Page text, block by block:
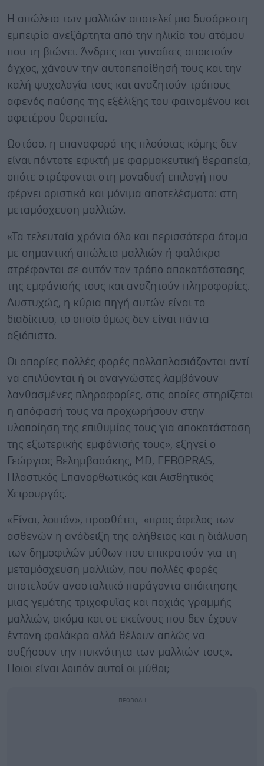
Η απώλεια των μαλλιών αποτελεί μια δυσάρεστη
εμπειρία ανεξάρτητα από την ηλικία του ατόμου
που τη βιώνει. Άνδρες και γυναίκες αποκτούν
άγχος, χάνουν την αυτοπεποίθησή τους και την
καλή ψυχολογία τους και αναζητούν τρόπους
αφενός παύσης της εξέλιξης του φαινομένου και
αφετέρου θεραπεία.
Ωστόσο, η επαναφορά της πλούσιας κόμης δεν
είναι πάντοτε εφικτή με φαρμακευτική θεραπεία,
οπότε στρέφονται στη μοναδική επιλογή που
φέρνει οριστικά και μόνιμα αποτελέσματα: στη
μεταμόσχευση μαλλιών.
«Τα τελευταία χρόνια όλο και περισσότερα άτομα
με σημαντική απώλεια μαλλιών ή φαλάκρα
στρέφονται σε αυτόν τον τρόπο αποκατάστασης
της εμφάνισής τους και αναζητούν πληροφορίες.
Δυστυχώς, η κύρια πηγή αυτών είναι το
διαδίκτυο, το οποίο όμως δεν είναι πάντα
αξιόπιστο.
Οι απορίες πολλές φορές πολλαπλασιάζονται αντί
να επιλύονται ή οι αναγνώστες λαμβάνουν
λανθασμένες πληροφορίες, στις οποίες στηρίζεται
η απόφασή τους να προχωρήσουν στην
υλοποίηση της επιθυμίας τους για αποκατάσταση
της εξωτερικής εμφάνισής τους», εξηγεί ο
Γεώργιος Βελημβασάκης, MD, FEBOPRAS,
Πλαστικός Επανορθωτικός και Αισθητικός
Χειρουργός.
«Είναι, λοιπόν», προσθέτει, «προς όφελος των
ασθενών η ανάδειξη της αλήθειας και η διάλυση
των δημοφιλών μύθων που επικρατούν για τη
μεταμόσχευση μαλλιών, που πολλές φορές
αποτελούν ανασταλτικό παράγοντα απόκτησης
μιας γεμάτης τριχοφυΐας και παχιάς γραμμής
μαλλιών, ακόμα και σε εκείνους που δεν έχουν
έντονη φαλάκρα αλλά θέλουν απλώς να
αυξήσουν την πυκνότητα των μαλλιών τους».
Ποιοι είναι λοιπόν αυτοί οι μύθοι;